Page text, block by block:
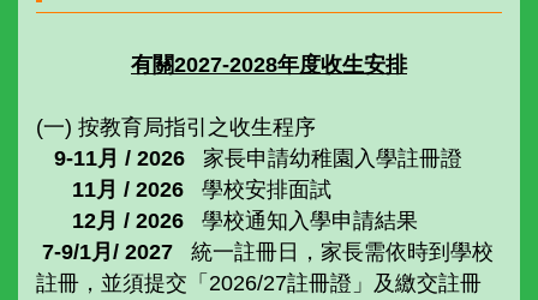
有關2027-2028年度收生安排
(一) 按教育局指引之收生程序
9-11月 / 2026 家長申請幼稚園入學註冊證
11月 / 2026 學校安排面試
12月 / 2026 學校通知入學申請結果
7-9/1月/ 2027 統一註冊日，家長需依時到學校
註冊，並須提交「2026/27註冊證」及繳交註冊